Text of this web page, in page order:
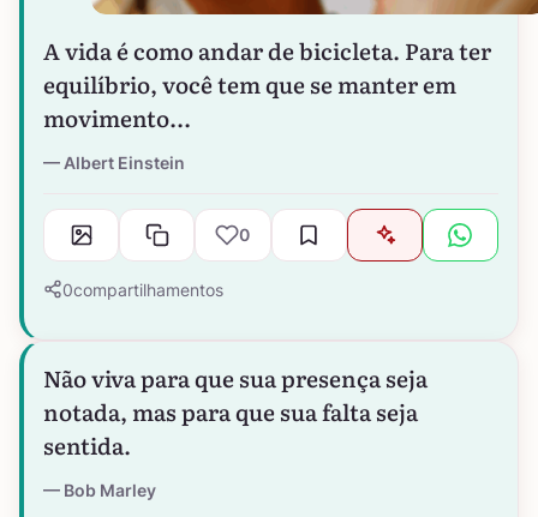
A vida é como andar de bicicleta. Para ter
equilíbrio, você tem que se manter em
movimento...
Albert Einstein
0
0compartilhamentos
Não viva para que sua presença seja
notada, mas para que sua falta seja
sentida.
Bob Marley